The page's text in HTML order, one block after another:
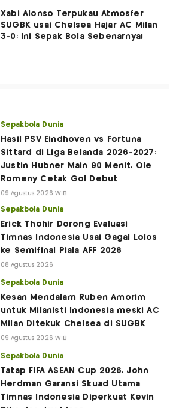
Xabi Alonso Terpukau Atmosfer
SUGBK usai Chelsea Hajar AC Milan
3-0: Ini Sepak Bola Sebenarnya!
Sepakbola Dunia
Hasil PSV Eindhoven vs Fortuna
Sittard di Liga Belanda 2026-2027:
Justin Hubner Main 90 Menit, Ole
Romeny Cetak Gol Debut
09 Agustus 2026 WIB
Sepakbola Dunia
Erick Thohir Dorong Evaluasi
Timnas Indonesia Usai Gagal Lolos
ke Semifinal Piala AFF 2026
08 Agustus 2026
Sepakbola Dunia
Kesan Mendalam Ruben Amorim
untuk Milanisti Indonesia meski AC
Milan Ditekuk Chelsea di SUGBK
09 Agustus 2026 WIB
Sepakbola Dunia
Tatap FIFA ASEAN Cup 2026, John
Herdman Garansi Skuad Utama
Timnas Indonesia Diperkuat Kevin